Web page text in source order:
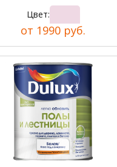
Цвет:
от 1990 руб.